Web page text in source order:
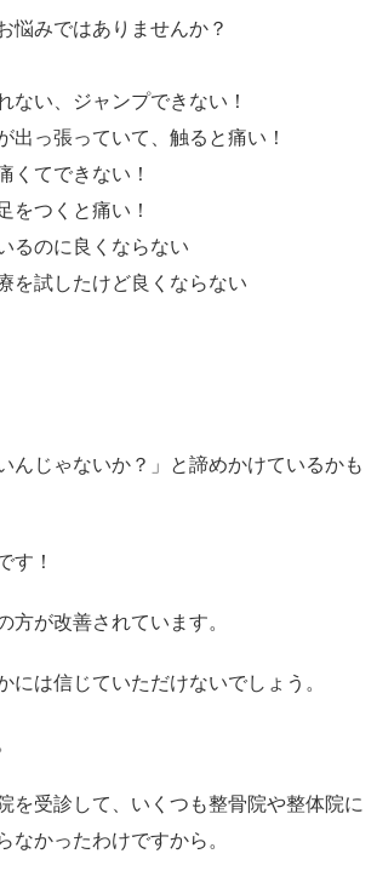
悩みではありませんか？
ない、ジャンプできない！
出っ張っていて、触ると痛い！
くてできない！
をつくと痛い！
るのに良くならない
を試したけど良くならない
んじゃないか？」と諦めかけているかも
す！
方が改善されています。
には信じていただけないでしょう。
を受診して、いくつも整骨院や整体院に
なかったわけですから。